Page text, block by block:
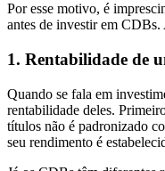
Por esse motivo, é
antes de investir em CDBs.
1. Rentabilidade de
Quando se fala em
rentabilidade deles.
títulos não é padronizado
seu rendimento é